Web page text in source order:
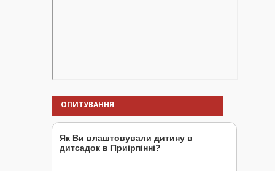
ОПИТУВАННЯ
Як Ви влаштовували дитину в
дитсадок в Приірпінні?